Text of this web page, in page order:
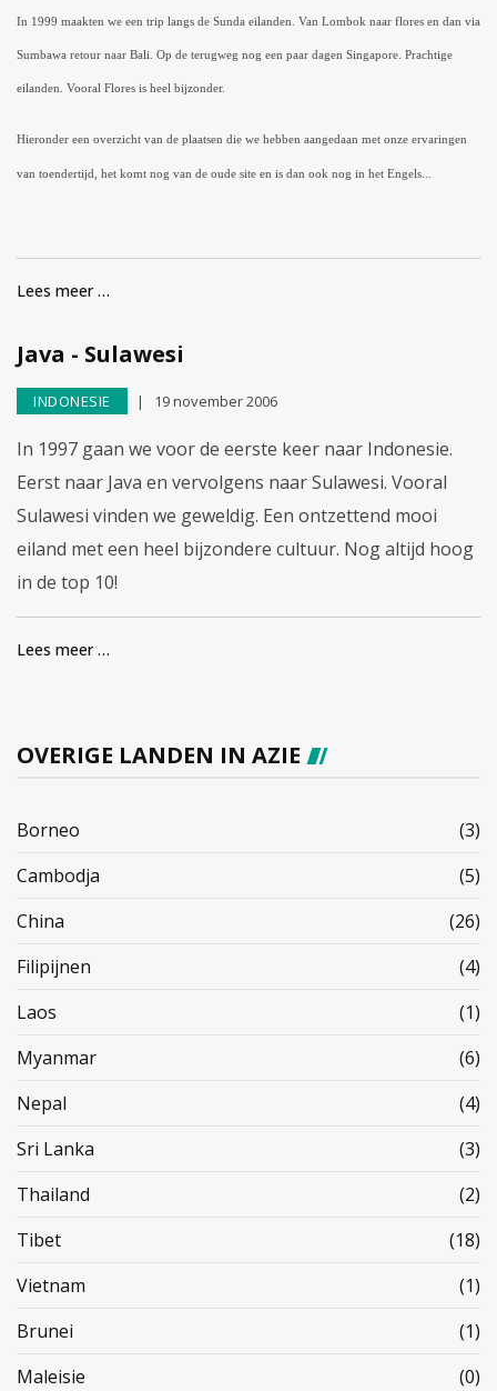
In 1999 maakten we een trip langs de Sunda eilanden. Van Lombok naar flores en dan via
Sumbawa retour naar Bali. Op de terugweg nog een paar dagen Singapore. Prachtige
eilanden. Vooral Flores is heel bijzonder.
Hieronder een overzicht van de plaatsen die we hebben aangedaan met onze ervaringen
van toendertijd, het komt nog van de oude site en is dan ook nog in het Engels...
Lees meer …
Java - Sulawesi
INDONESIE 19 november 2006
In 1997 gaan we voor de eerste keer naar Indonesie.
Eerst naar Java en vervolgens naar Sulawesi. Vooral
Sulawesi vinden we geweldig. Een ontzettend mooi
eiland met een heel bijzondere cultuur. Nog altijd hoog
in de top 10!
Lees meer …
OVERIGE LANDEN IN AZIE
Borneo
(3)
Cambodja
(5)
China
(26)
Filipijnen
(4)
Laos
(1)
Myanmar
(6)
Nepal
(4)
Sri Lanka
(3)
Thailand
(2)
Tibet
(18)
Vietnam
(1)
Brunei
(1)
Maleisie
(0)